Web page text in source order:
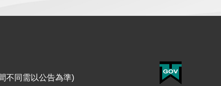
不同需以公告為準)